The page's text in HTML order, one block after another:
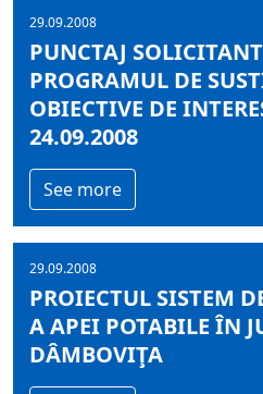
29.09.2008
PUNCTAJ
PROGRAMUL DE
OBIECTIVE DE
24.09.2008
See more
29.09.2008
PROIECTUL SISTEM
A APEI POTABILE ÎN
DÂMBOVIŢA